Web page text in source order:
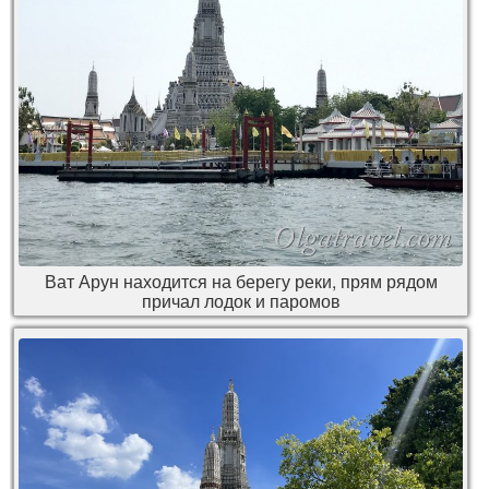
Ват Арун находится на берегу реки, прям рядом
причал лодок и паромов